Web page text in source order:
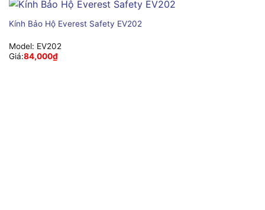
Kính Bảo Hộ Everest Safety EV202
Model: EV202
Giá:84,000₫